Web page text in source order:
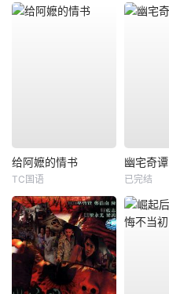
给阿嬷的情书
TC国语
幽宅奇谭
已完结